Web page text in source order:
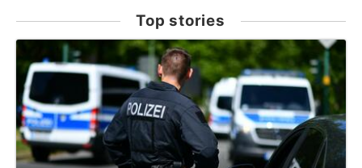
Top stories